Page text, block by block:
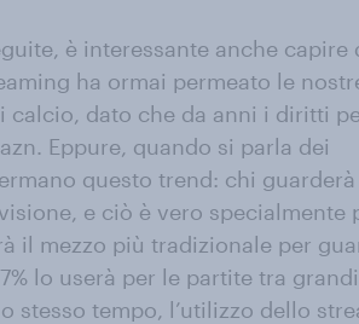
è interessante anche capire
ha ormai permeato le
dato che da anni i diritti
Eppure, quando si parla dei
questo trend: chi guarderà
e ciò è vero specialmente
il mezzo più tradizionale per
lo userà per le partite tra grandi
stesso tempo, l’utilizzo dello